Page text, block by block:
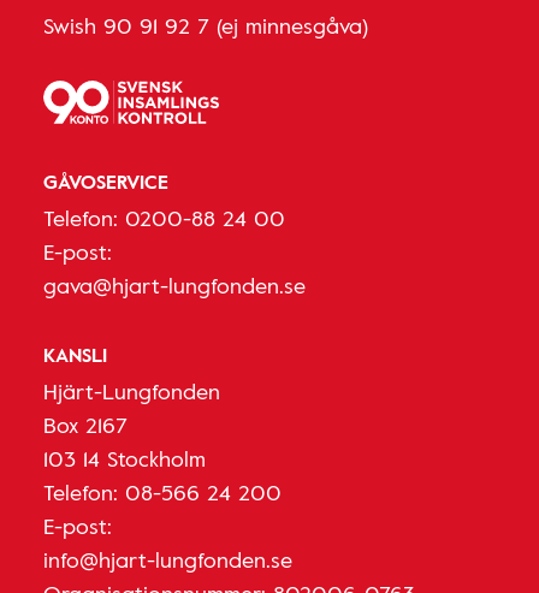
Swish 90 91 92 7 (ej minnesgåva)
GÅVOSERVICE
Telefon: 0200-88 24 00
E-post:
gava@hjart-lungfonden.se
KANSLI
Hjärt-Lungfonden
Box 2167
103 14 Stockholm
Telefon: 08-566 24 200
E-post:
info@hjart-lungfonden.se